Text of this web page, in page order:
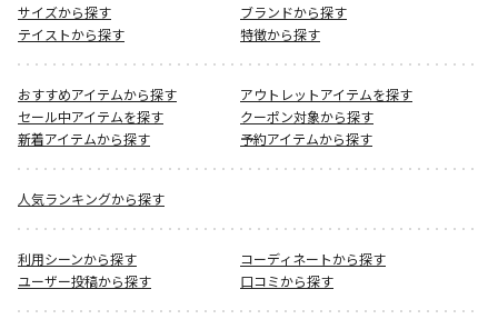
サイズから探す
ブランドから探す
テイストから探す
特徴から探す
おすすめアイテムから探す
アウトレットアイテムを探す
セール中アイテムを探す
クーポン対象から探す
新着アイテムから探す
予約アイテムから探す
人気ランキングから探す
利用シーンから探す
コーディネートから探す
ユーザー投稿から探す
口コミから探す